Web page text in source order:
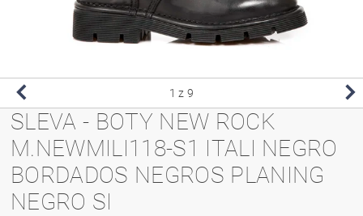
1 z 9
SLEVA - BOTY NEW ROCK
M.NEWMILI118-S1 ITALI NEGRO
BORDADOS NEGROS PLANING
NEGRO SI